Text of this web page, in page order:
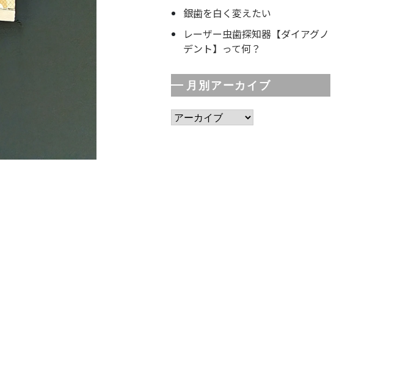
銀歯を白く変えたい
レーザー虫歯探知器【ダイアグノ
デント】って何？
月別アーカイブ